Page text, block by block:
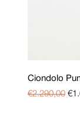
Ciondolo
€2.290,00 €